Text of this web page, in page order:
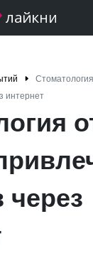
интернет
через